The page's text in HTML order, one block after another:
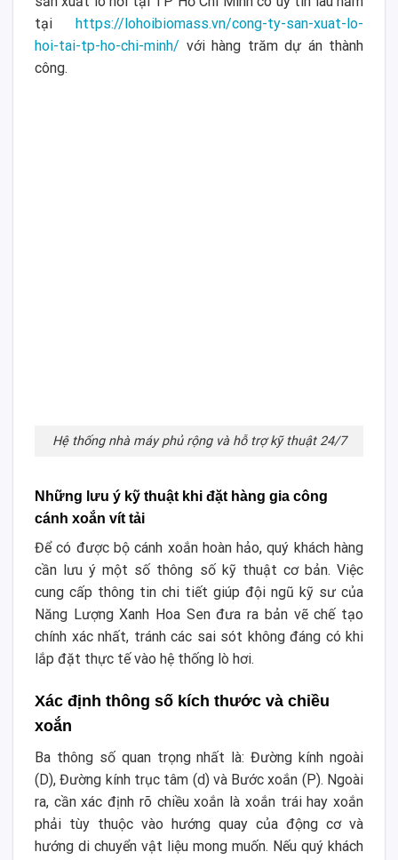
tại https://lohoibiomass.vn/cong-ty-san-xuat-lo-
hoi-tai-tp-ho-chi-minh/ với hàng trăm dự án thành
công.
Hệ thống nhà máy phủ rộng và hỗ trợ kỹ thuật 24/7
Những lưu ý kỹ thuật khi đặt hàng gia công
cánh xoắn vít tải
Để có được bộ cánh xoắn hoàn hảo, quý khách hàng
cần lưu ý một số thông số kỹ thuật cơ bản. Việc
cung cấp thông tin chi tiết giúp đội ngũ kỹ sư của
Năng Lượng Xanh Hoa Sen đưa ra bản vẽ chế tạo
chính xác nhất, tránh các sai sót không đáng có khi
lắp đặt thực tế vào hệ thống lò hơi.
Xác định thông số kích thước và chiều
xoắn
Ba thông số quan trọng nhất là: Đường kính ngoài
(D), Đường kính trục tâm (d) và Bước xoắn (P). Ngoài
ra, cần xác định rõ chiều xoắn là xoắn trái hay xoắn
phải tùy thuộc vào hướng quay của động cơ và
hướng di chuyển vật liệu mong muốn. Nếu quý khách